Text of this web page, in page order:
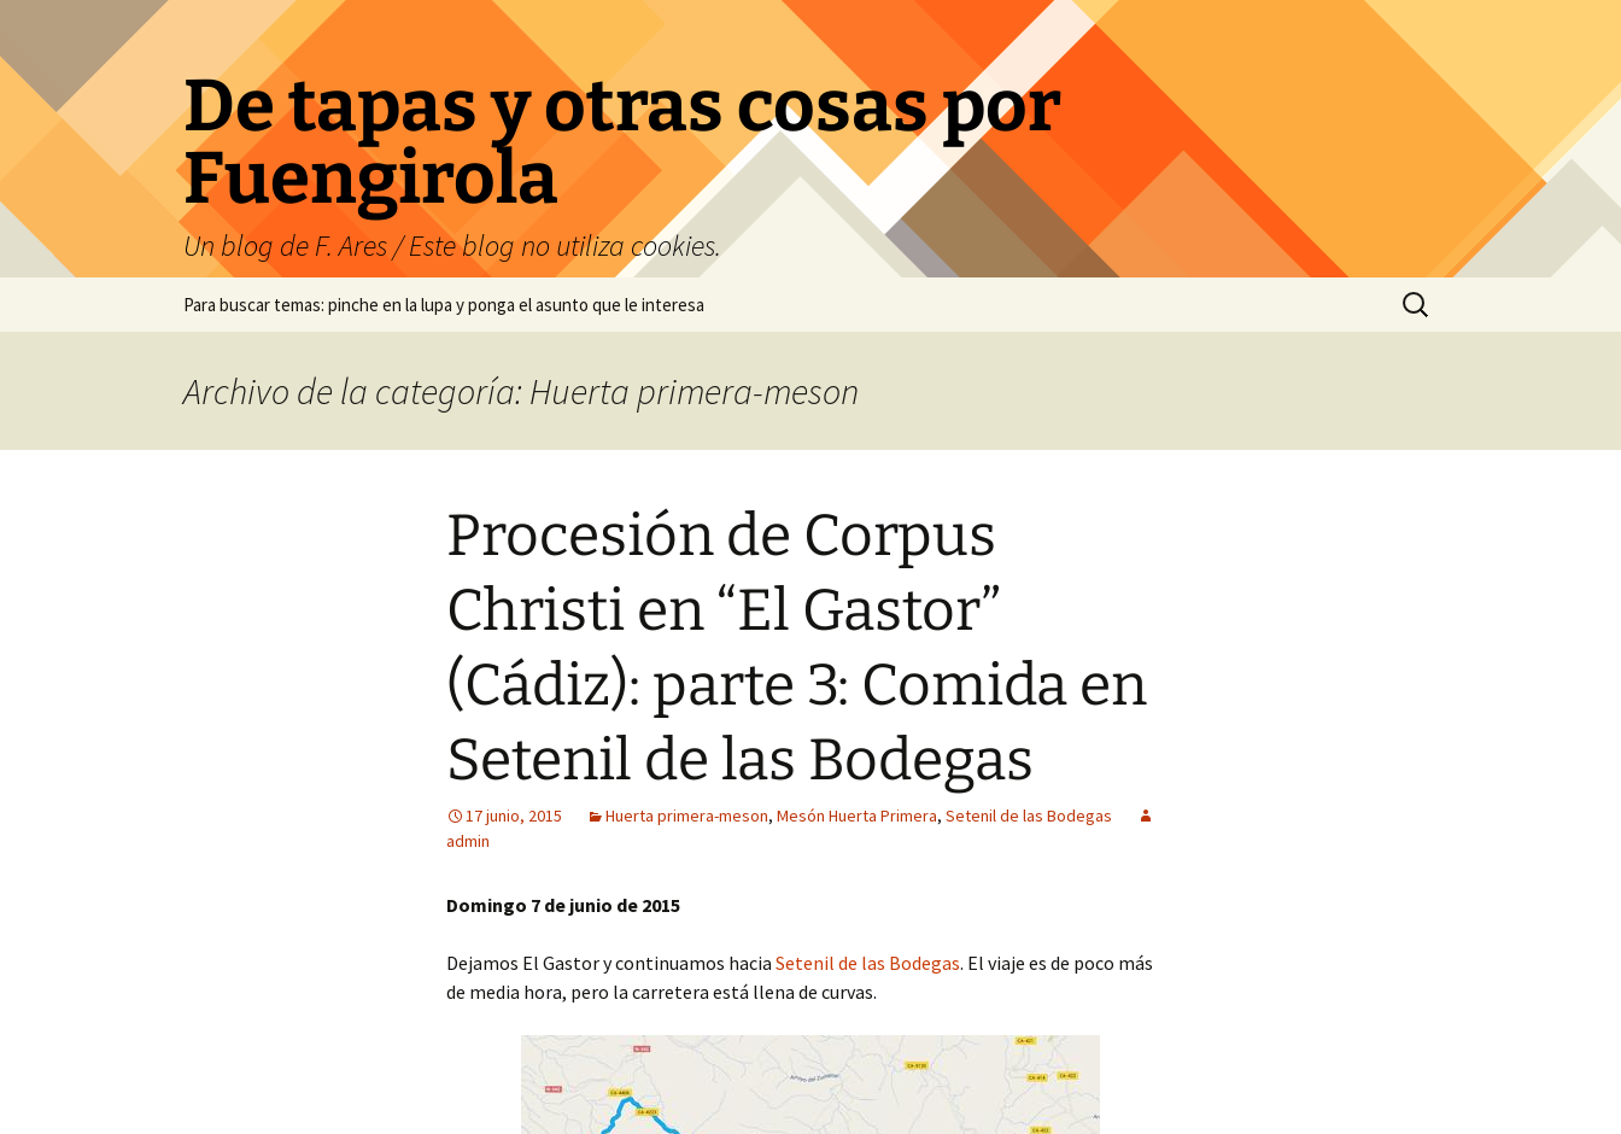
contenido
De tapas y otras cosas por
Fuengirola
Un blog de F. Ares / Este blog no utiliza cookies.
Para buscar temas: pinche en la lupa y ponga el asunto que le interesa
Buscar:
Archivo de la categoría: Huerta primera-meson
Procesión de Corpus
Christi en “El Gastor”
(Cádiz): parte 3: Comida en
Setenil de las Bodegas
17 junio, 2015 Huerta primera-meson, Mesón Huerta Primera, Setenil de las Bodegas
admin
Domingo 7 de junio de 2015
Dejamos El Gastor y continuamos hacia Setenil de las Bodegas. El viaje es de poco más
de media hora, pero la carretera está llena de curvas.